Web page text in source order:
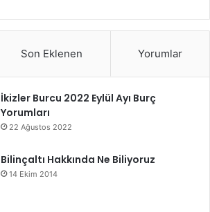
Son Eklenen Yorumlar
İkizler Burcu 2022 Eylül Ayı Burç
Yorumları
22 Ağustos 2022
Bilinçaltı Hakkında Ne Biliyoruz
14 Ekim 2014